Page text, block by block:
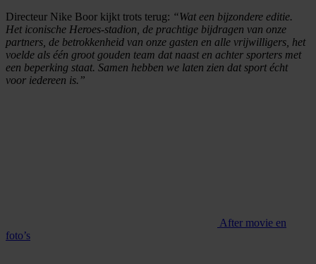
Directeur Nike Boor kijkt trots terug: “Wat een bijzondere editie.
Het iconische Heroes-stadion, de prachtige bijdragen van onze
partners, de betrokkenheid van onze gasten en alle vrijwilligers, het
voelde als één groot gouden team dat naast en achter sporters met
een beperking staat. Samen hebben we laten zien dat sport écht
voor iedereen is.”
After movie en
foto’s